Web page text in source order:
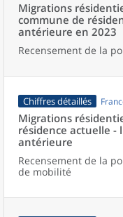
Migrations
commune de
antérieure en 2023
Recensement de la
Chiffres détaillés
Migrations
résidence actuelle -
antérieure
Recensement de la
de mobilité